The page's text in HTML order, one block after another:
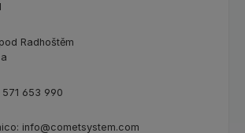
Radhoštěm
653 990
info@cometsystem.com